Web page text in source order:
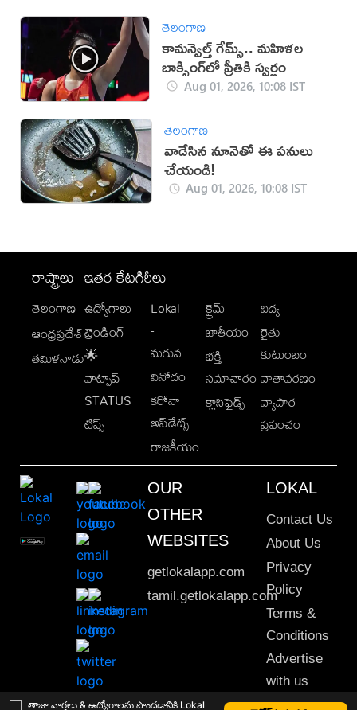
తాజా వార్తలు & ఉద్యోగాలను పొందడానికి Lokal
తెలంగాణ
కామన్వెల్త్ గేమ్స్‌.. మహిళల
బాక్సింగ్‌లో ప్రీతికి స్వర్ణం
Aug 01, 2026, 10:08 IST
తెలంగాణ
వాడేసిన నూనెతో ఈ పనులు
చేయండి!
Aug 01, 2026, 10:08 IST
రాష్ట్రాలు
తెలంగాణ
ఆంధ్రప్రదేశ్
తమిళనాడు
ఇతర కేటగిరీలు
ఉద్యోగాలు
ట్రెండింగ్
🌟
వాట్సాప్
STATUS
టిప్స్
Lokal
-
మగువ
వినోదం
కరోనా
అప్‌డేట్స్
రాజకీయం
క్రైమ్
జాతీయం
భక్తి
సమాచారం
క్లాసిఫైడ్స్
విద్య
రైతు
కుటుంబం
వాతావరణం
వ్యాపార
ప్రపంచం
OUR
OTHER
WEBSITES
getlokalapp.com
tamil.getlokalapp.com
LOKAL
Contact Us
About Us
Privacy
Policy
Terms &
Conditions
Advertise
with us
Sitemap